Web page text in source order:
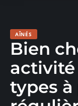
AÎNÉS
Bien
activité
types